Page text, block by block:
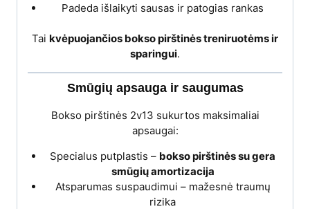
Padeda išlaikyti sausas ir patogias rankas
Tai kvėpuojančios bokso pirštinės treniruotėms ir
sparingui.
Smūgių apsauga ir saugumas
Bokso pirštinės 2v13 sukurtos maksimaliai
apsaugai:
Specialus putplastis – bokso pirštinės su gera
smūgių amortizacija
Atsparumas suspaudimui – mažesnė traumų
rizika